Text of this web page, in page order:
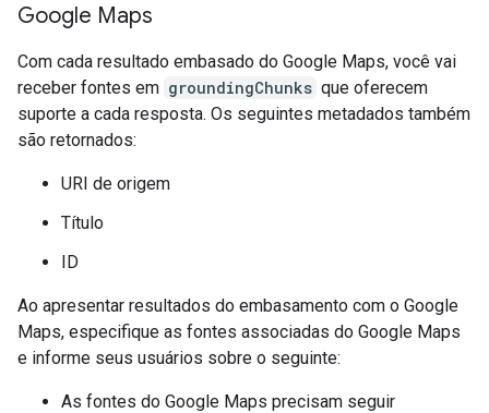
Google Maps
Com cada resultado embasado do Google Maps, você vai
receber fontes em groundingChunks que oferecem
suporte a cada resposta. Os seguintes metadados também
são retornados:
URI de origem
Título
ID
Ao apresentar resultados do embasamento com o Google
Maps, especifique as fontes associadas do Google Maps
e informe seus usuários sobre o seguinte:
As fontes do Google Maps precisam seguir